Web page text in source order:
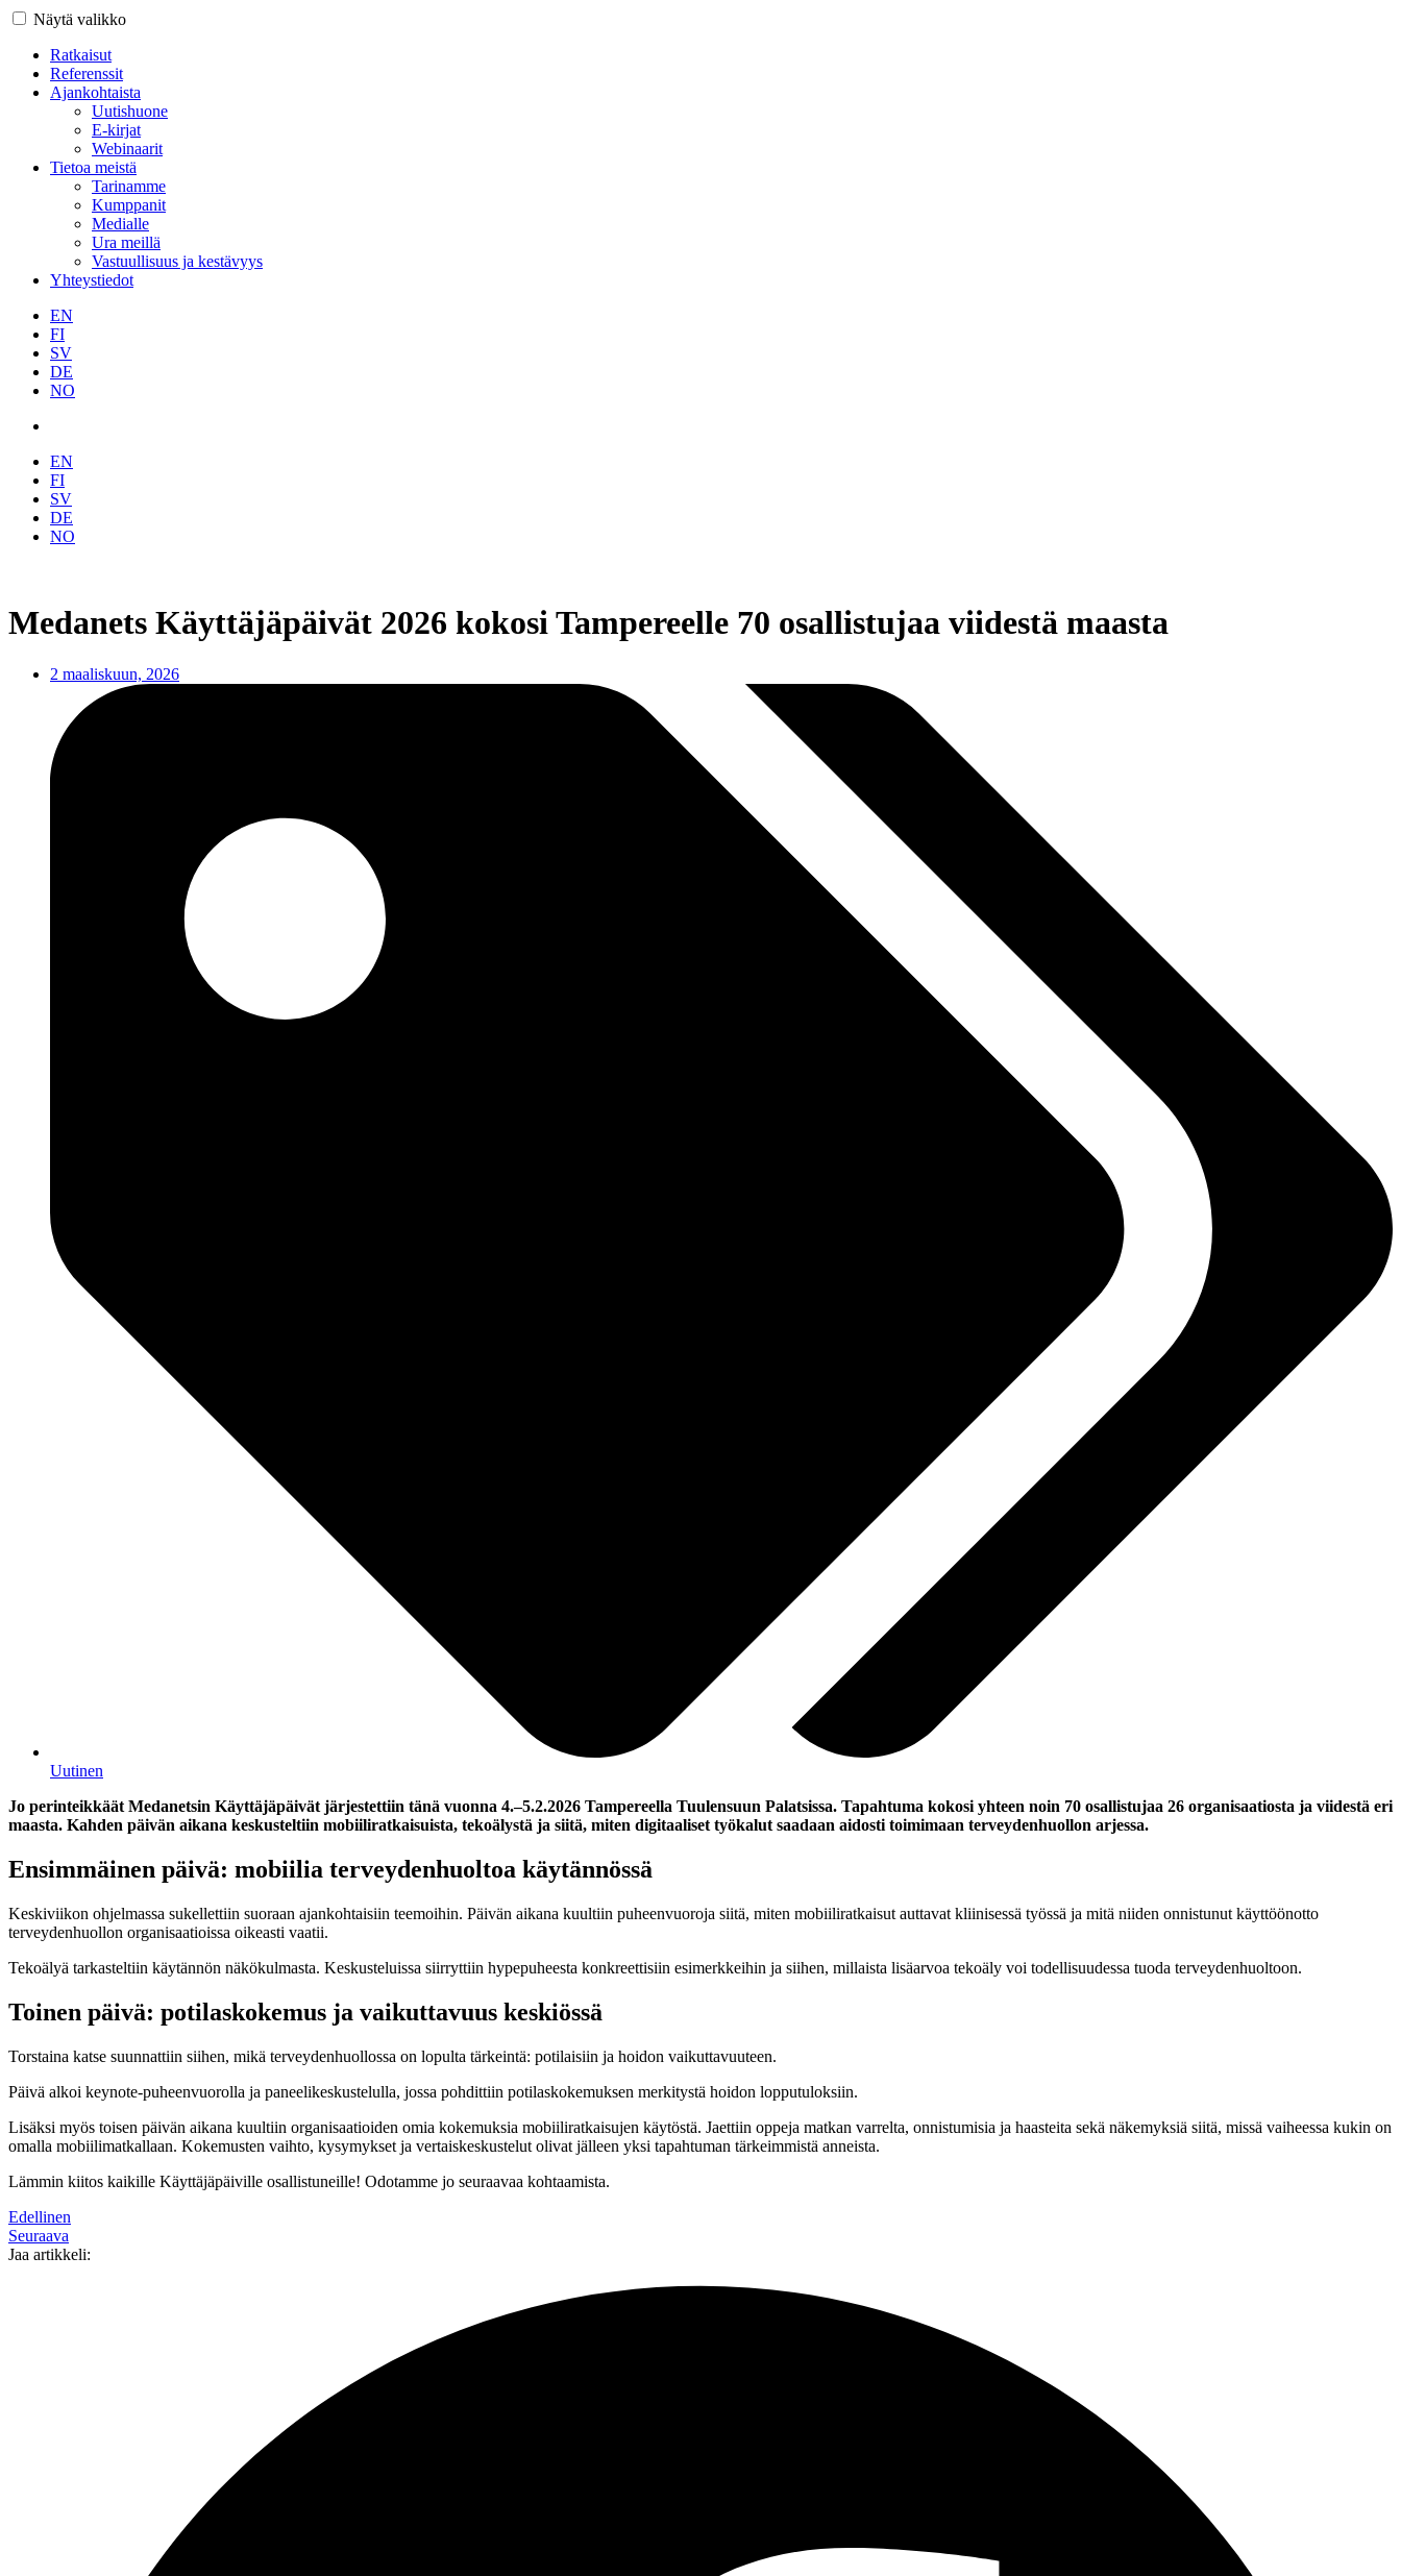
Näytä valikko
Ratkaisut
Referenssit
Ajankohtaista
Uutishuone
E-kirjat
Webinaarit
Tietoa meistä
Tarinamme
Kumppanit
Medialle
Ura meillä
Vastuullisuus ja kestävyys
Yhteystiedot
EN
FI
SV
DE
NO
EN
FI
SV
DE
NO
Medanets Käyttäjäpäivät 2026 kokosi Tampereelle 70 osallistujaa viidestä maasta
2 maaliskuun, 2026
Uutinen
Jo perinteikkäät Meda­netsin Käyttäjäpäivät järjestettiin tänä vuonna 4.–5.2.2026 Tampereella Tuulensuun Palatsissa. Tapahtuma kokosi yhteen noin 70 osallistujaa 26 organisaatiosta ja viidestä eri
maasta. Kahden päivän aikana keskusteltiin mobiiliratkaisuista, tekoälystä ja siitä, miten digitaaliset työkalut saadaan aidosti toimimaan terveydenhuollon arjessa.
Ensimmäinen päivä: mobiilia terveydenhuoltoa käytännössä
Keskiviikon ohjelmassa sukellettiin suoraan ajankohtaisiin teemoihin. Päivän aikana kuultiin puheenvuoroja siitä, miten mobiiliratkaisut auttavat kliinisessä työssä ja mitä niiden onnistunut käyttöönotto
terveydenhuollon organisaatioissa oikeasti vaatii.
Tekoälyä tarkasteltiin käytännön näkökulmasta. Keskusteluissa siirryttiin hypepuheesta konkreettisiin esimerkkeihin ja siihen, millaista lisäarvoa tekoäly voi todellisuudessa tuoda terveydenhuoltoon.
Toinen päivä: potilaskokemus ja vaikuttavuus keskiössä
Torstaina katse suunnattiin siihen, mikä terveydenhuollossa on lopulta tärkeintä: potilaisiin ja hoidon vaikuttavuuteen.
Päivä alkoi keynote-puheenvuorolla ja paneelikeskustelulla, jossa pohdittiin potilaskokemuksen merkitystä hoidon lopputuloksiin.
Lisäksi myös toisen päivän aikana kuultiin organisaatioiden omia kokemuksia mobiiliratkaisujen käytöstä. Jaettiin oppeja matkan varrelta, onnistumisia ja haasteita sekä näkemyksiä siitä, missä vaiheessa kukin on
omalla mobiilimatkallaan. Kokemusten vaihto, kysymykset ja vertaiskeskustelut olivat jälleen yksi tapahtuman tärkeimmistä anneista.
Lämmin kiitos kaikille Käyttäjäpäiville osallistuneille! Odotamme jo seuraavaa kohtaamista.
Edellinen
Seuraava
Jaa artikkeli: